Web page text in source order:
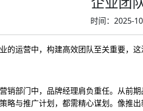
时间：2025-
的运营中，构建高效团队至关重要，这
销部门中，品牌经理肩负重任。从前
略与推广计划，都需精心谋划。像推